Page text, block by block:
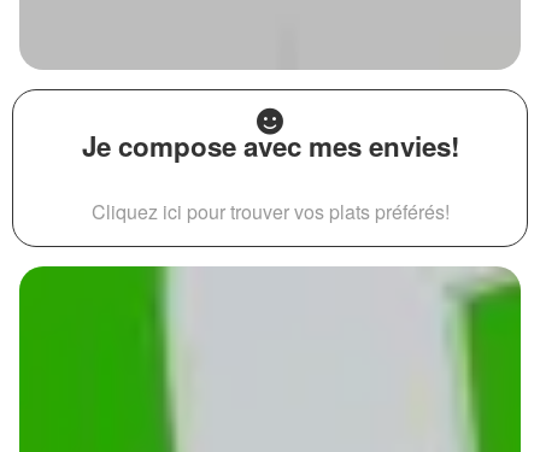
Je compose avec mes envies!
Cliquez ici pour trouver vos plats préférés!